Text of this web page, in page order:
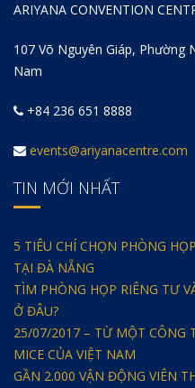
ARIYANA CONVENTION
107 Võ Nguyên Giáp, Phường
Nam
+84 236 651 8888
events@ariyanacentre.com
TIN MỚI NHẤT
5 TIÊU CHÍ CHỌN PHÒNG
TẠI ĐÀ NẴNG
TÌM PHÒNG HỌP RIÊNG TƯ
Ở ĐÂU?
25/07/2017 – TỪ MỘT CÔNG
MICE CỦA VIỆT NAM
GẦN 2.000 VẬN ĐỘNG VIÊN